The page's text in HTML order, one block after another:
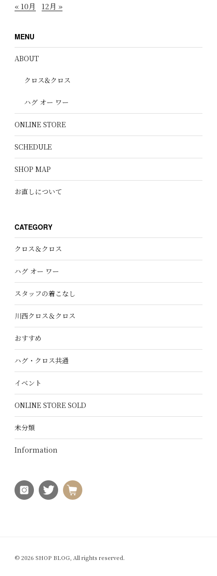
« 10月 12月 »
MENU
ABOUT
クロス&クロス
ハグ オー ワー
ONLINE STORE
SCHEDULE
SHOP MAP
お直しについて
CATEGORY
クロス＆クロス
ハグ オー ワー
スタッフの着こなし
川西クロス＆クロス
おすすめ
ハグ・クロス共通
イベント
ONLINE STORE SOLD
未分類
Information
© 2026 SHOP BLOG, All rights reserved.